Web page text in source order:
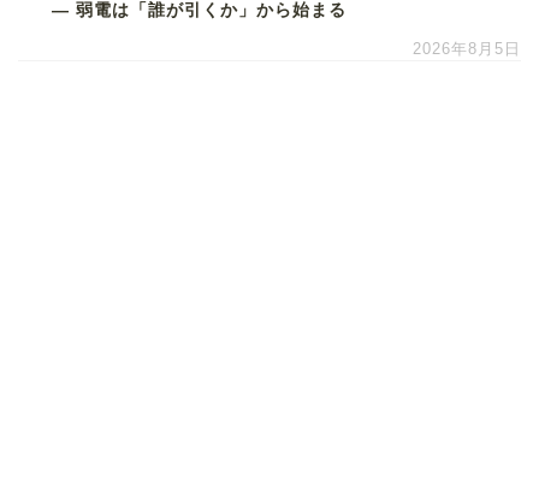
― 弱電は「誰が引くか」から始まる
2026年8月5日